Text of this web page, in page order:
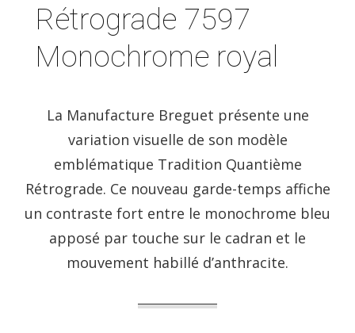
Rétrograde 7597
Monochrome royal
La Manufacture Breguet présente une
variation visuelle de son modèle
emblématique Tradition Quantième
Rétrograde. Ce nouveau garde-temps affiche
un contraste fort entre le monochrome bleu
apposé par touche sur le cadran et le
mouvement habillé d’anthracite.